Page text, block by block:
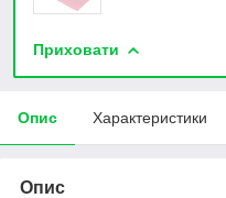
Приховати
Опис Характеристики
Опис